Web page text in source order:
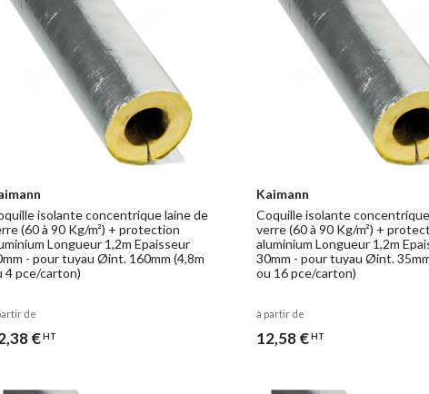
isolante concentrique laine de
(60 à 90 Kg/m²) + protection
Longueur 1,2m Epaisseur
- pour tuyau Øint. 160mm (4,8m
4 pce/carton)
de
€HT
Kaimann
Coquille isolante
verre (60 à 90 Kg/m²) +
aluminium Longueur 1,2m
30mm - pour tuyau Øint.
ou 16 pce/carton)
à partir de
12,58 €HT